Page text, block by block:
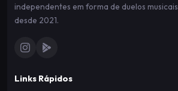
independentes em forma de duelos musicais
desde 2021.
Links Rápidos